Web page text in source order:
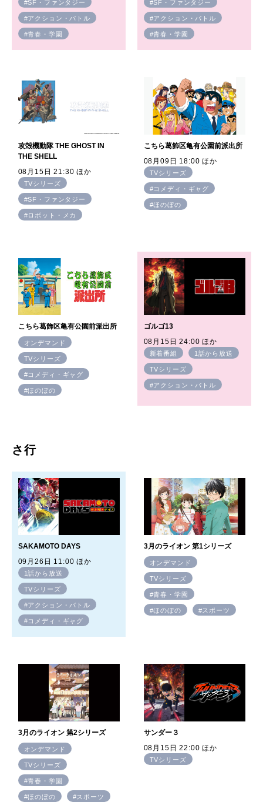
#SF・ファンタジー
#アクション・バトル
#青春・学園
#SF・ファンタジー
#アクション・バトル
#青春・学園
攻殻機動隊 THE GHOST IN
THE SHELL
08月15日 21:30 ほか
TVシリーズ
#SF・ファンタジー
#ロボット・メカ
こちら葛飾区亀有公園前派出所
08月09日 18:00 ほか
TVシリーズ
#コメディ・ギャグ
#ほのぼの
こちら葛飾区亀有公園前派出所
オンデマンド
TVシリーズ
#コメディ・ギャグ
#ほのぼの
ゴルゴ13
08月15日 24:00 ほか
新着番組 1話から放送
TVシリーズ
#アクション・バトル
さ行
SAKAMOTO DAYS
09月26日 11:00 ほか
1話から放送
TVシリーズ
#アクション・バトル
#コメディ・ギャグ
3月のライオン 第1シリーズ
オンデマンド
TVシリーズ
#青春・学園
#ほのぼの #スポーツ
3月のライオン 第2シリーズ
オンデマンド
TVシリーズ
#青春・学園
#ほのぼの #スポーツ
サンダー３
08月15日 22:00 ほか
TVシリーズ